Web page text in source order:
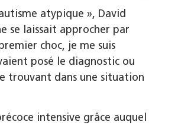
atypique », David
se laissait approcher par
choc, je me suis
posé le diagnostic ou
trouvant dans une situation
intensive grâce auquel